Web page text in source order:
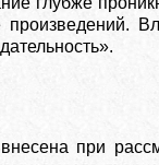
при